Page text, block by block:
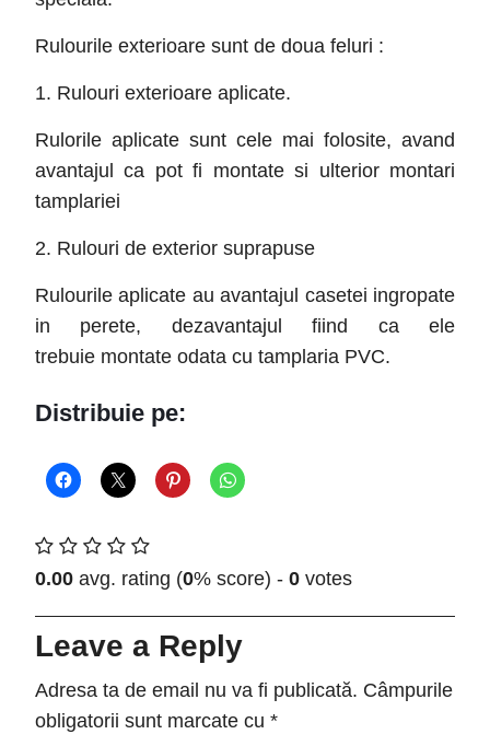
Rulourile exterioare sunt de doua feluri :
1. Rulouri exterioare aplicate.
Rulorile aplicate sunt cele mai folosite, avand
avantajul ca pot fi montate si ulterior montari
tamplariei
2. Rulouri de exterior suprapuse
Rulourile aplicate au avantajul casetei ingropate
in perete, dezavantajul fiind ca ele
trebuie montate odata cu tamplaria PVC.
Distribuie pe:
0.00 avg. rating (0% score) - 0 votes
Leave a Reply
Adresa ta de email nu va fi publicată. Câmpurile
obligatorii sunt marcate cu *